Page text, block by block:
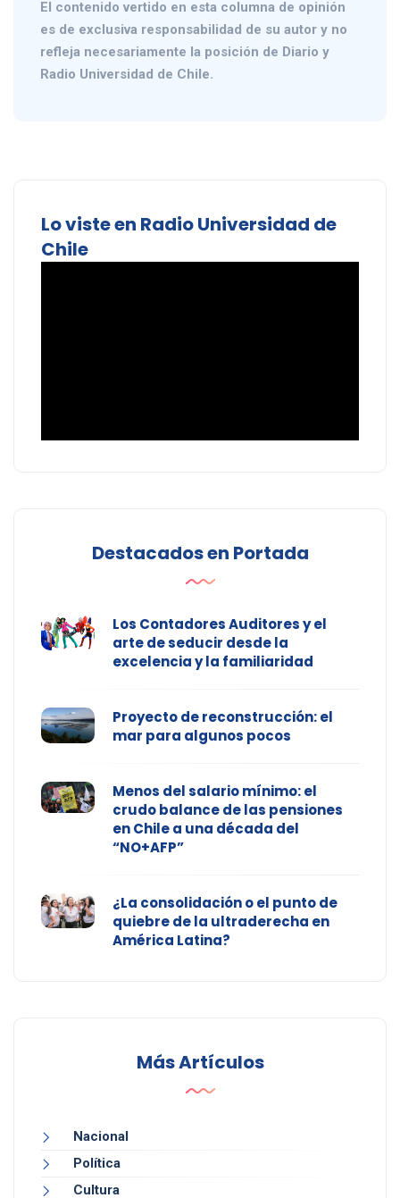
El contenido vertido en esta columna de opinión
es de exclusiva responsabilidad de su autor y no
refleja necesariamente la posición de Diario y
Radio Universidad de Chile.
Lo viste en Radio Universidad de
Chile
Destacados en Portada
Los Contadores Auditores y el
arte de seducir desde la
excelencia y la familiaridad
Proyecto de reconstrucción: el
mar para algunos pocos
Menos del salario mínimo: el
crudo balance de las pensiones
en Chile a una década del
“NO+AFP”
¿La consolidación o el punto de
quiebre de la ultraderecha en
América Latina?
Más Artículos
Nacional
Política
Cultura